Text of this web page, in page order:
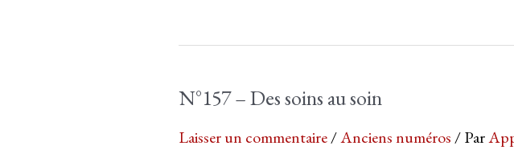
N°157 – Des soins au soin
Laisser un commentaire/Anciens numéros / Par